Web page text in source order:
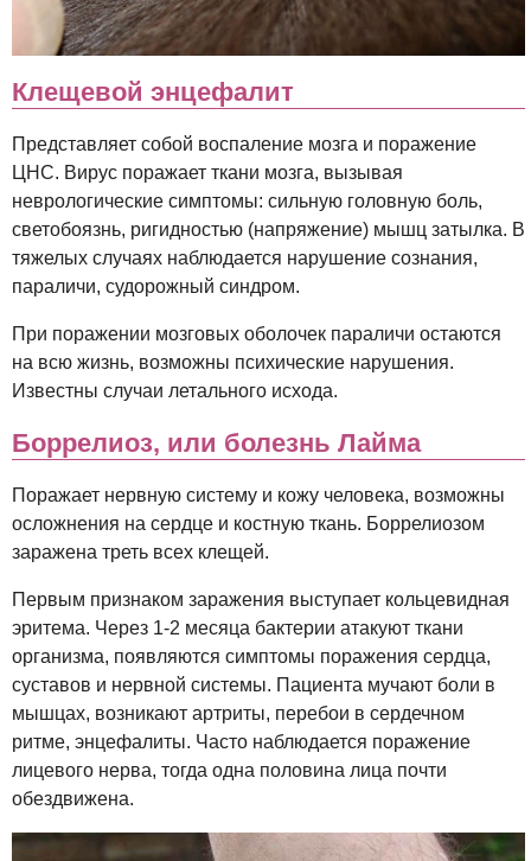
Клещевой энцефалит
Представляет собой воспаление мозга и поражение
ЦНС. Вирус поражает ткани мозга, вызывая
неврологические симптомы: сильную головную боль,
светобоязнь, ригидностью (напряжение) мышц затылка. В
тяжелых случаях наблюдается нарушение сознания,
параличи, судорожный синдром.
При поражении мозговых оболочек параличи остаются
на всю жизнь, возможны психические нарушения.
Известны случаи летального исхода.
Боррелиоз, или болезнь Лайма
Поражает нервную систему и кожу человека, возможны
осложнения на сердце и костную ткань. Боррелиозом
заражена треть всех клещей.
Первым признаком заражения выступает кольцевидная
эритема. Через 1-2 месяца бактерии атакуют ткани
организма, появляются симптомы поражения сердца,
суставов и нервной системы. Пациента мучают боли в
мышцах, возникают артриты, перебои в сердечном
ритме, энцефалиты. Часто наблюдается поражение
лицевого нерва, тогда одна половина лица почти
обездвижена.